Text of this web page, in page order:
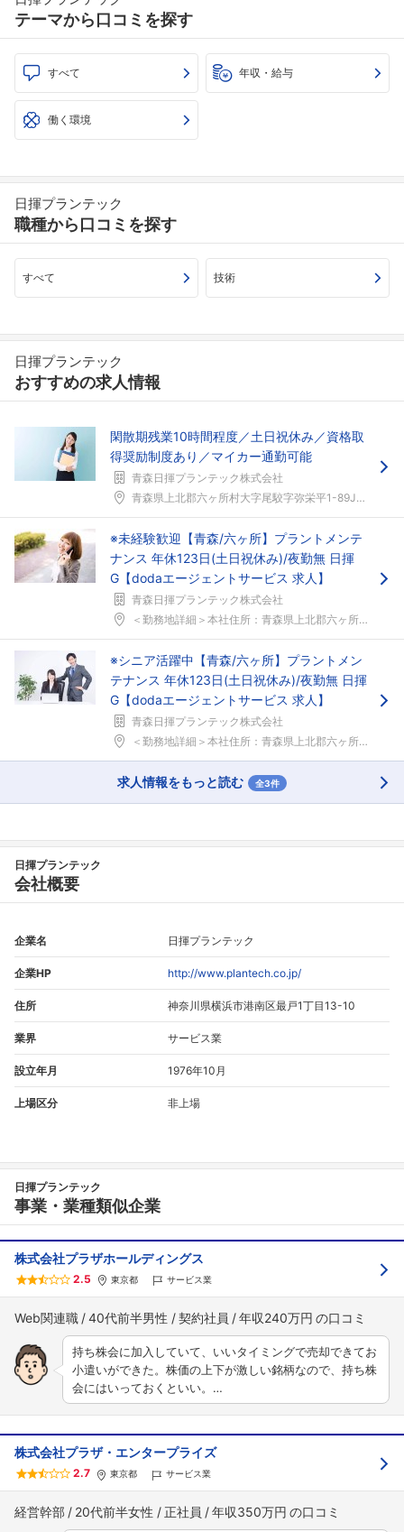
テーマから口コミを探す
すべて 年収・給与
働く環境
日揮プランテック
職種から口コミを探す
すべて 技術
日揮プランテック
おすすめの求人情報
閑散期残業10時間程度／土日祝休み／資格取
得奨励制度あり／マイカー通勤可能
青森日揮プランテック株式会社
青森県上北郡六ヶ所村大字尾駮字弥栄平1-89JR大...
※未経験歓迎【青森/六ヶ所】プラントメンテ
ナンス 年休123日(土日祝休み)/夜勤無 日揮
G【dodaエージェントサービス 求人】
青森日揮プランテック株式会社
＜勤務地詳細＞本社住所：青森県上北郡六ヶ所村大字尾...
※シニア活躍中【青森/六ヶ所】プラントメン
テナンス 年休123日(土日祝休み)/夜勤無 日揮
G【dodaエージェントサービス 求人】
青森日揮プランテック株式会社
＜勤務地詳細＞本社住所：青森県上北郡六ヶ所村大字尾...
求人情報をもっと読む 全3件
日揮プランテック
会社概要
企業名 日揮プランテック
企業HP http://www.plantech.co.jp/
住所 神奈川県横浜市港南区最戸1丁目13-10
業界 サービス業
設立年月 1976年10月
上場区分 非上場
日揮プランテック
事業・業種類似企業
株式会社プラザホールディングス
2.5 東京都 サービス業
Web関連職 40代前半男性 契約社員 年収240万円
持ち株会に加入していて、いいタイミングで売却できてお
小遣いができた。株価の上下が激しい銘柄なので、持ち株
会にはいっておくといい。…
株式会社プラザ・エンタープライズ
2.7 東京都 サービス業
経営幹部 20代前半女性 正社員 年収350万円